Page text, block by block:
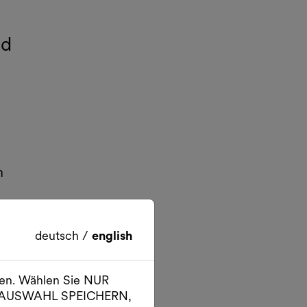
deutsch / english
Wählen Sie NUR
SPEICHERN,